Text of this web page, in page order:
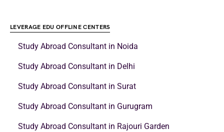
LEVERAGE EDU OFFLINE CENTERS
Study Abroad Consultant in Noida
Study Abroad Consultant in Delhi
Study Abroad Consultant in Surat
Study Abroad Consultant in Gurugram
Study Abroad Consultant in Rajouri Garden